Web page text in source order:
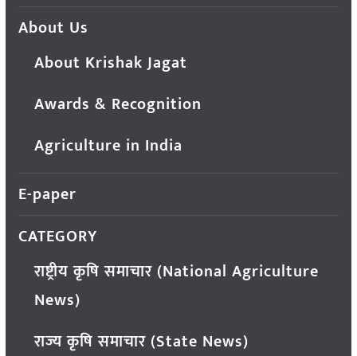
About Us
About Krishak Jagat
Awards & Recognition
Agriculture in India
E-paper
CATEGORY
राष्ट्रीय कृषि समाचार (National Agriculture
News)
राज्य कृषि समाचार (State News)